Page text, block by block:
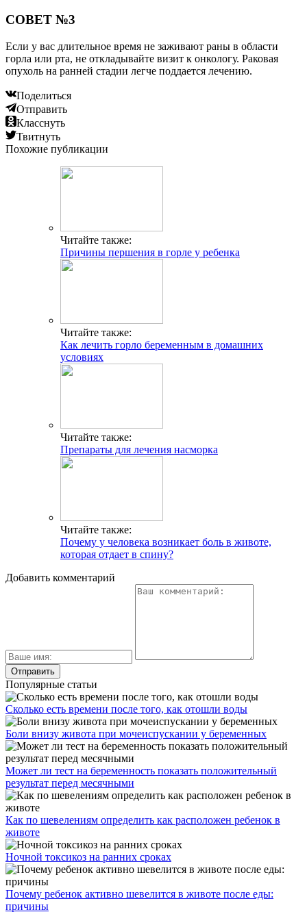
СОВЕТ №3
Если у вас длительное время не заживают раны в области
горла или рта, не откладывайте визит к онкологу. Раковая
опухоль на ранней стадии легче поддается лечению.
Поделиться
Отправить
Класснуть
Твитнуть
Похожие публикации
Читайте также:
Причины першения в горле у ребенка
Читайте также:
Как лечить горло беременным в домашних
условиях
Читайте также:
Препараты для лечения насморка
Читайте также:
Почему у человека возникает боль в животе,
которая отдает в спину?
Добавить комментарий
Популярные статьи
Сколько есть времени после того, как отошли воды
Боли внизу живота при мочеиспускании у беременных
Может ли тест на беременность показать положительный
результат перед месячными
Как по шевелениям определить как расположен ребенок в
животе
Ночной токсикоз на ранних сроках
Почему ребенок активно шевелится в животе после еды:
причины